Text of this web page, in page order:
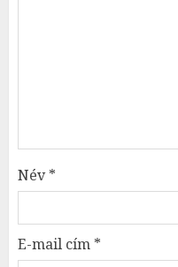
Név*
E-mail cím *